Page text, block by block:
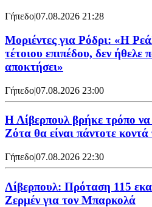
Γήπεδο|07.08.2026 21:28
Μοριέντες για Ρόδρι: «Η
τέτοιου επιπέδου, δεν ήθελε
αποκτήσει»
Γήπεδο|07.08.2026 23:00
Η Λίβερπουλ βρήκε τρόπο να
Ζότα θα είναι πάντοτε κοντά
Γήπεδο|07.08.2026 22:30
Λίβερπουλ: Πρόταση 115
Ζερμέν για τον Μπαρκολά